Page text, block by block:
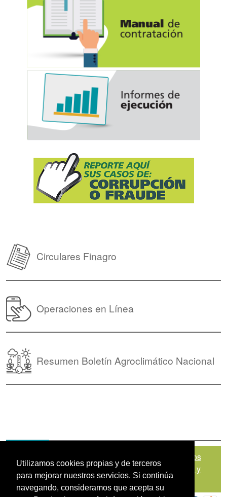
Utilizamos cookies propias y de terceros
para mejorar nuestros servicios. Si continúa
navegando, consideramos que acepta su
Circulares Finagro
Operaciones en Línea
Resumen Boletín Agroclimático Nacional
Política de Tratamiento de Datos
Personales|Políticas de Seguridad, Términos y
Condiciones de Uso